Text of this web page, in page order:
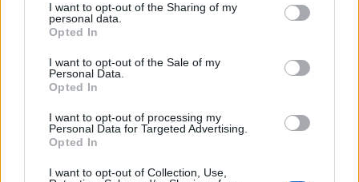
not limited to your visit or usage behaviour. You may click to
grant or deny consent to Google and its third-party tags to
use your data for below specified purposes in below Google
consent section.
I want to opt-out of the Sharing of my
personal data.
Opted In
I want to opt-out of the Sale of my
Personal Data.
Opted In
I want to opt-out of processing my
Personal Data for Targeted Advertising.
Opted In
I want to opt-out of Collection, Use,
¿Quién es Chad Boyce?: cómo murió
durante la serie Los 100
La biografía de Chad Boyce que había muerto…
GENTE